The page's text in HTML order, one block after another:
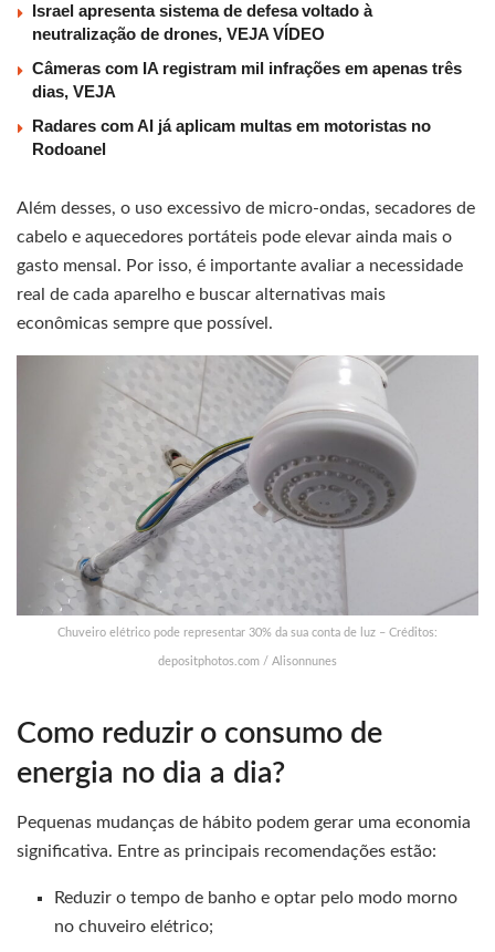
Israel apresenta sistema de defesa voltado à
neutralização de drones, VEJA VÍDEO
Câmeras com IA registram mil infrações em apenas três
dias, VEJA
Radares com AI já aplicam multas em motoristas no
Rodoanel
Além desses, o uso excessivo de micro-ondas, secadores de
cabelo e aquecedores portáteis pode elevar ainda mais o
gasto mensal. Por isso, é importante avaliar a necessidade
real de cada aparelho e buscar alternativas mais
econômicas sempre que possível.
Chuveiro elétrico pode representar 30% da sua conta de luz – Créditos:
depositphotos.com / Alisonnunes
Como reduzir o consumo de
energia no dia a dia?
Pequenas mudanças de hábito podem gerar uma economia
significativa. Entre as principais recomendações estão:
Reduzir o tempo de banho e optar pelo modo morno
no chuveiro elétrico;